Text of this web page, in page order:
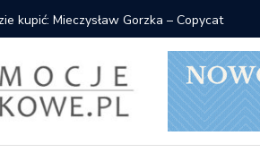
kupić: Mieczysław Gorzka – Copycat